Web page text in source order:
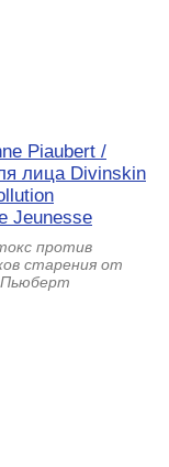
Piaubert /
лица Divinskin
Jeunesse
против
старения от